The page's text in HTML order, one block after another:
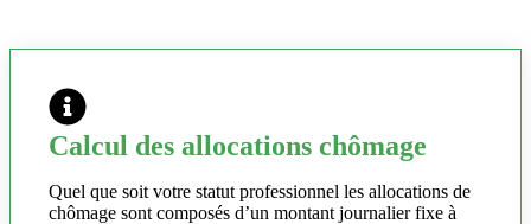
Calcul des allocations chômage
Quel que soit votre statut professionnel les allocations de
chômage sont composés d’un montant journalier fixe à